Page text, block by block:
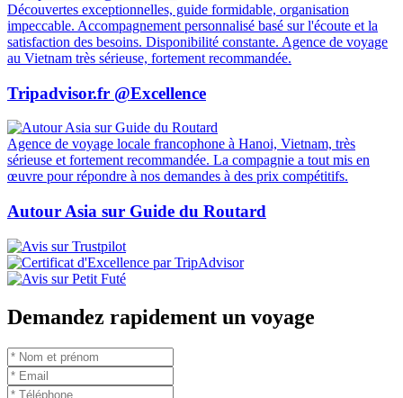
Découvertes exceptionnelles, guide formidable, organisation
impeccable. Accompagnement personnalisé basé sur l'écoute et la
satisfaction des besoins. Disponibilité constante. Agence de voyage
au Vietnam très sérieuse, fortement recommandée.
Tripadvisor.fr @Excellence
Agence de voyage locale francophone à Hanoi, Vietnam, très
sérieuse et fortement recommandée. La compagnie a tout mis en
œuvre pour répondre à nos demandes à des prix compétitifs.
Autour Asia sur Guide du Routard
Demandez rapidement un voyage